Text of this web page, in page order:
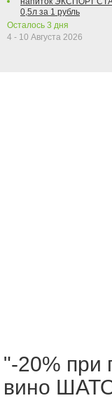
0,5л за 1 рубль
Осталось 3 дня
4 - 10 Августа 2026
"-20% при
вино